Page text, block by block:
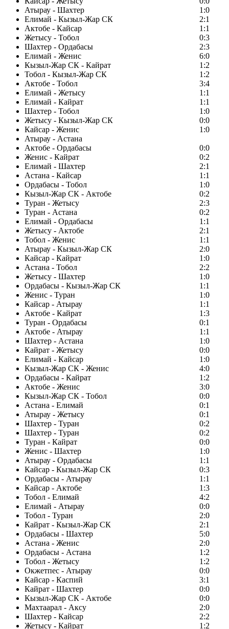
Атырау - Шахтер
1:0
Елимай - Кызыл-Жар СК
2:1
Актобе - Кайсар
1:1
Жетысу - Тобол
0:3
Шахтер - Ордабасы
2:3
Елимай - Женис
6:0
Кызыл-Жар СК - Кайрат
1:2
Тобол - Кызыл-Жар СК
1:2
Актобе - Тобол
3:4
Елимай - Жетысу
1:1
Елимай - Кайрат
1:1
Шахтер - Тобол
1:0
Жетысу - Кызыл-Жар СК
0:0
Кайсар - Женис
1:0
Атырау - Астана
Актобе - Ордабасы
0:0
Женис - Кайрат
0:2
Елимай - Шахтер
2:1
Астана - Кайсар
1:1
Ордабасы - Тобол
1:0
Кызыл-Жар СК - Актобе
0:2
Туран - Жетысу
2:3
Туран - Астана
0:2
Елимай - Ордабасы
1:1
Жетысу - Актобе
2:1
Тобол - Женис
1:1
Атырау - Кызыл-Жар СК
2:0
Кайсар - Кайрат
1:0
Астана - Тобол
2:2
Жетысу - Шахтер
1:0
Ордабасы - Кызыл-Жар СК
1:1
Женис - Туран
1:0
Кайсар - Атырау
1:1
Актобе - Кайрат
1:3
Туран - Ордабасы
0:1
Актобе - Атырау
1:1
Шахтер - Астана
1:0
Кайрат - Жетысу
0:0
Елимай - Кайсар
1:0
Кызыл-Жар СК - Женис
4:0
Ордабасы - Кайрат
1:2
Актобе - Женис
3:0
Кызыл-Жар СК - Тобол
0:0
Астана - Елимай
0:1
Атырау - Жетысу
0:1
Шахтер - Туран
0:2
Шахтер - Туран
0:2
Туран - Кайрат
0:0
Женис - Шахтер
1:0
Атырау - Ордабасы
1:1
Кайсар - Кызыл-Жар СК
0:3
Ордабасы - Атырау
1:1
Кайсар - Актобе
1:3
Тобол - Елимай
4:2
Елимай - Атырау
0:0
Тобол - Туран
2:0
Кайрат - Кызыл-Жар СК
2:1
Ордабасы - Шахтер
5:0
Астана - Женис
2:0
Ордабасы - Астана
1:2
Тобол - Жетысу
1:2
Окжетпес - Атырау
0:0
Кайсар - Каспий
3:1
Кайрат - Шахтер
0:0
Кызыл-Жар СК - Актобе
0:0
Махтаарал - Аксу
2:0
Шахтер - Кайсар
2:2
Жетысу - Кайрат
1:2